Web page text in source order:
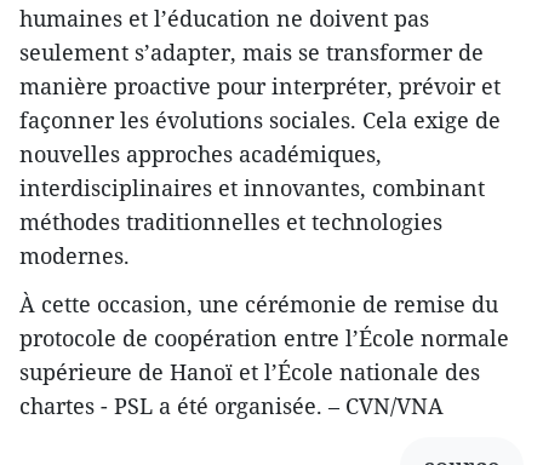
humaines et l’éducation ne doivent pas
seulement s’adapter, mais se transformer de
manière proactive pour interpréter, prévoir et
façonner les évolutions sociales. Cela exige de
nouvelles approches académiques,
interdisciplinaires et innovantes, combinant
méthodes traditionnelles et technologies
modernes.
À cette occasion, une cérémonie de remise du
protocole de coopération entre l’École normale
supérieure de Hanoï et l’École nationale des
chartes - PSL a été organisée. – CVN/VNA